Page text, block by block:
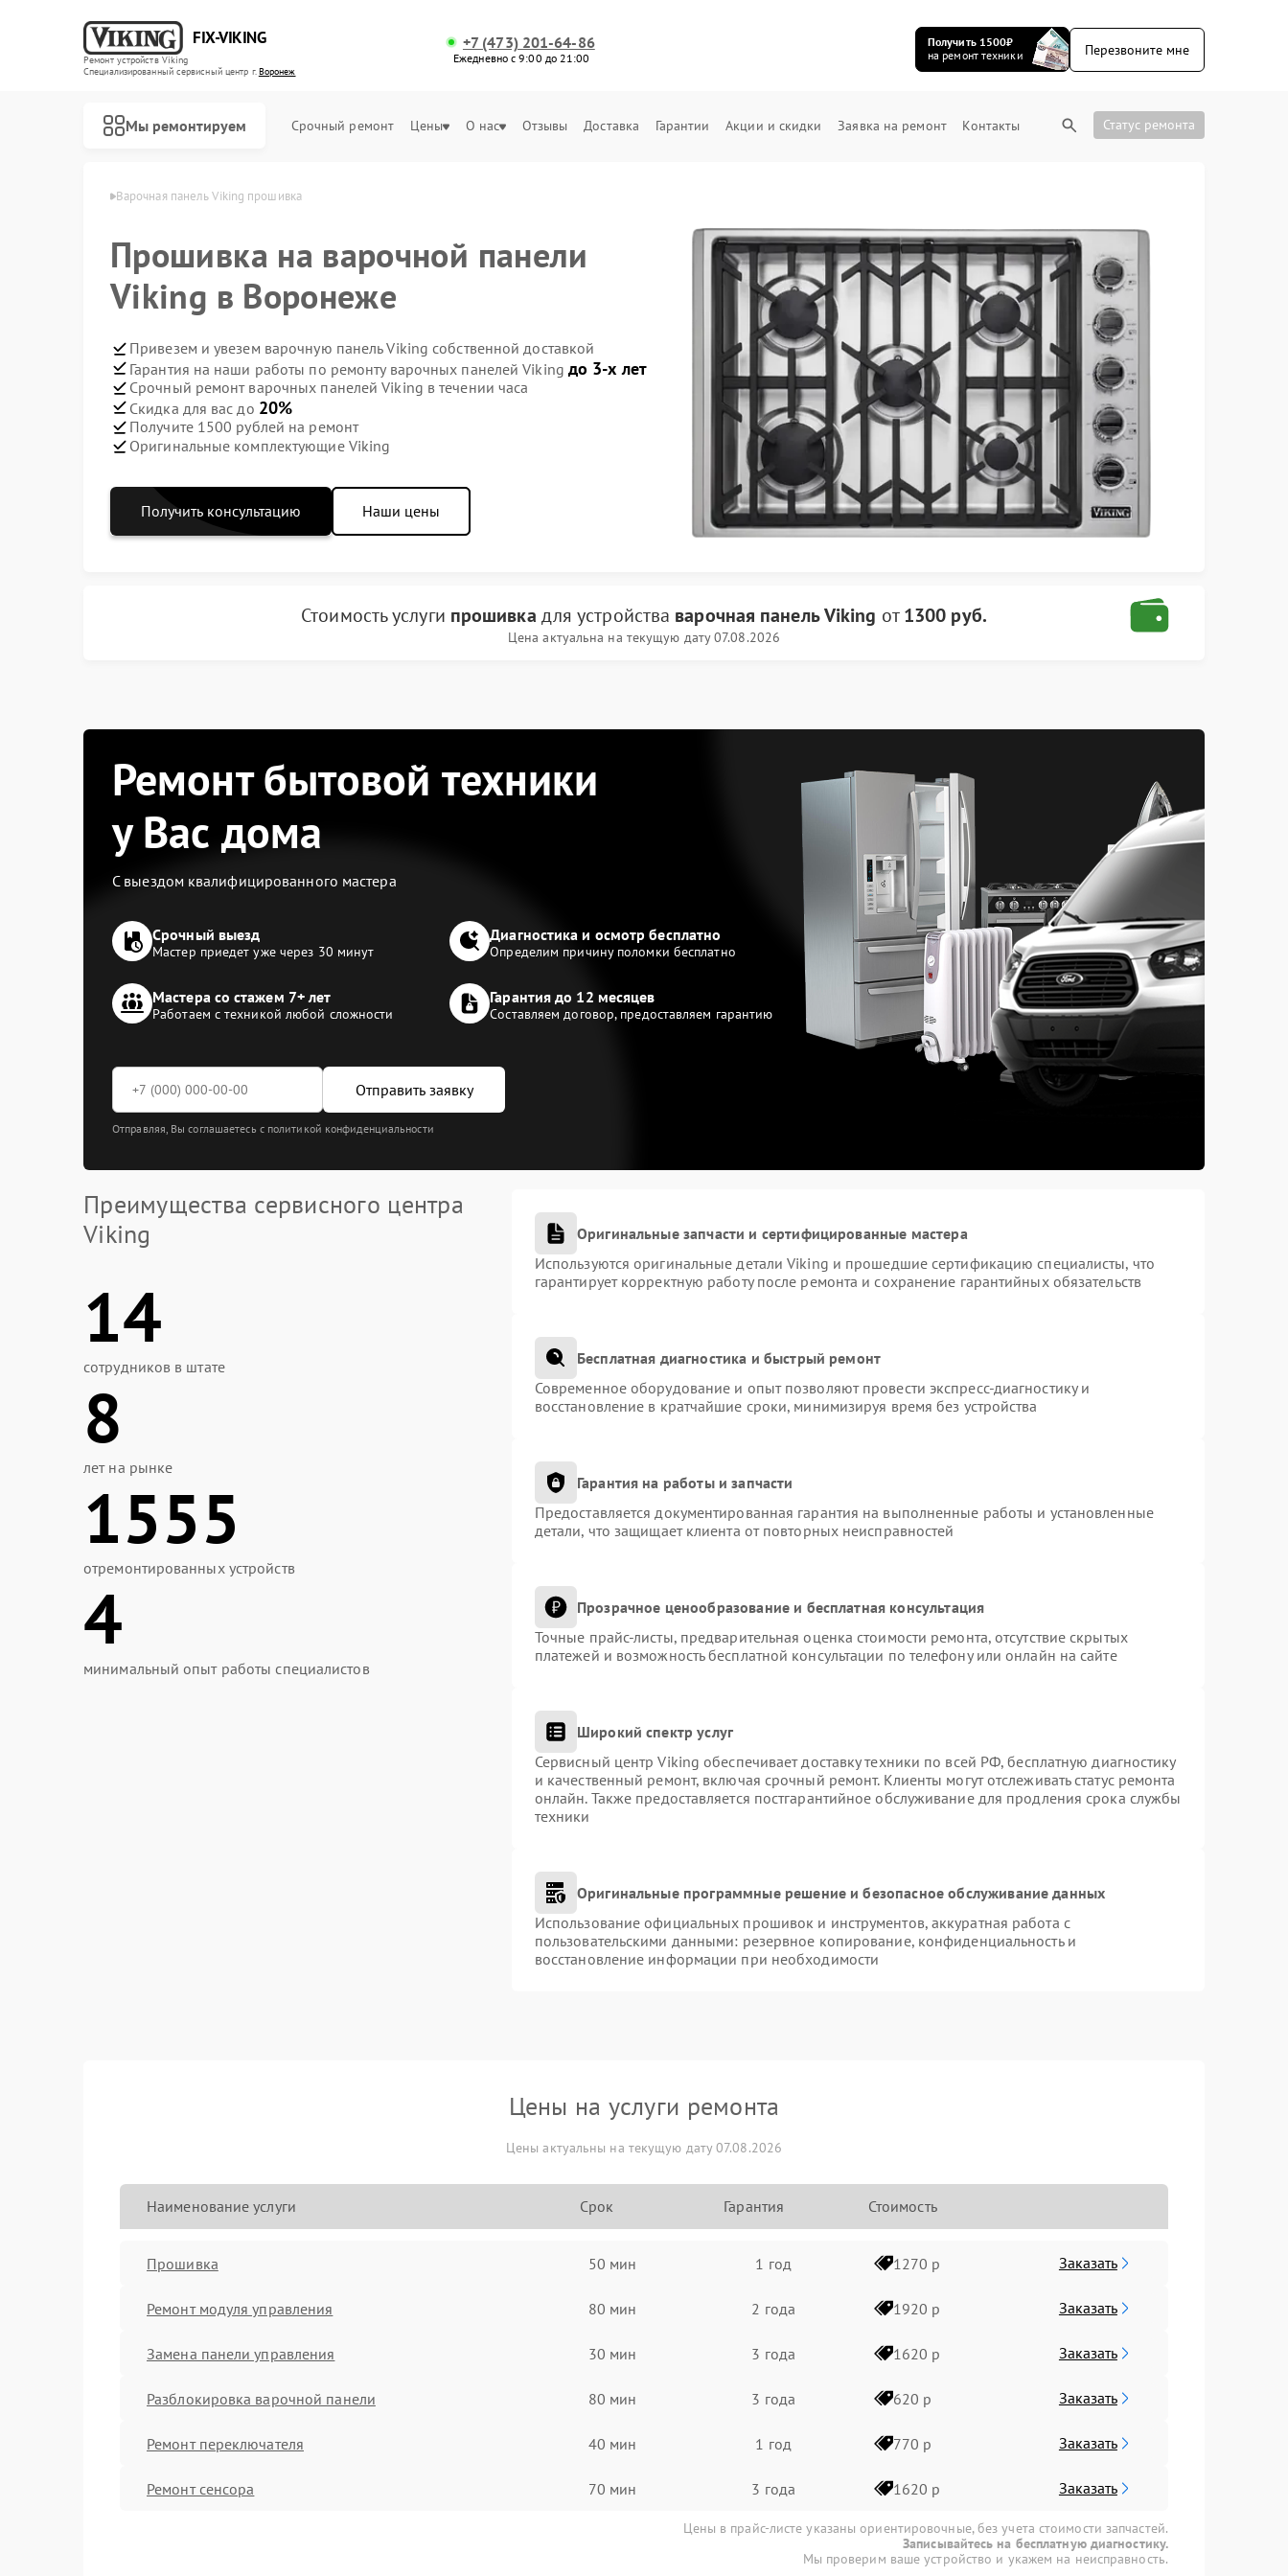
FIX-VIKING
Ремонт устройств Viking
Специализированный cервисный центр г.Воронеж
+7 (473) 201-64-86
Ежедневно с 9:00 до 21:00
Получить 1500₽
на ремонт техники
Перезвоните мне
Мы ремонтируем Срочный ремонт Цены О нас Отзывы Доставка Гарантии Акции и скидки Заявка на ремонт Контакты Статус ремонта
Варочная панель Viking прошивка
Прошивка на варочной панели
Viking в Воронеже
Привезем и увезем варочную панель Viking собственной доставкой
Гарантия на наши работы по ремонту варочных панелей Viking до 3-х лет
Срочный ремонт варочных панелей Viking в течении часа
Скидка для вас до 20%
Получите 1500 рублей на ремонт
Оригинальные комплектующие Viking
Получить консультацию Наши цены
Стоимость услуги прошивка для устройства варочная панель Viking от1300 руб.
Цена актуальна на текущую дату 07.08.2026
Ремонт бытовой техники
у Вас дома
С выездом квалифицированного мастера
Срочный выезд
Мастер приедет уже через 30 минут
Диагностика и осмотр бесплатно
Определим причину поломки бесплатно
Мастера со стажем 7+ лет
Работаем с техникой любой сложности
Гарантия до 12 месяцев
Составляем договор, предоставляем гарантию
Отправить заявку
Отправляя, Вы соглашаетесь с политикой конфиденциальности
Преимущества сервисного центра
Viking
14
сотрудников в штате
8
лет на рынке
1555
отремонтированных устройств
4
минимальный опыт работы специалистов
Оригинальные запчасти и сертифицированные мастера
Используются оригинальные детали Viking и прошедшие сертификацию специалисты, что
гарантирует корректную работу после ремонта и сохранение гарантийных обязательств
Бесплатная диагностика и быстрый ремонт
Современное оборудование и опыт позволяют провести экспресс-диагностику и
восстановление в кратчайшие сроки, минимизируя время без устройства
Гарантия на работы и запчасти
Предоставляется документированная гарантия на выполненные работы и установленные
детали, что защищает клиента от повторных неисправностей
Прозрачное ценообразование и бесплатная консультация
Точные прайс-листы, предварительная оценка стоимости ремонта, отсутствие скрытых
платежей и возможность бесплатной консультации по телефону или онлайн на сайте
Широкий спектр услуг
Сервисный центр Viking обеспечивает доставку техники по всей РФ, бесплатную диагностику
и качественный ремонт, включая срочный ремонт. Клиенты могут отслеживать статус ремонта
онлайн. Также предоставляется постгарантийное обслуживание для продления срока службы
техники
Оригинальные программные решение и безопасное обслуживание данных
Использование официальных прошивок и инструментов, аккуратная работа с
пользовательскими данными: резервное копирование, конфиденциальность и
восстановление информации при необходимости
Цены на услуги ремонта
Цены актуальны на текущую дату 07.08.2026
Наименование услуги Срок Гарантия Стоимость
Прошивка 50 мин 1 год 1270 р Заказать
Ремонт модуля управления 80 мин 2 года 1920 р Заказать
Замена панели управления 30 мин 3 года 1620 р Заказать
Разблокировка варочной панели 80 мин 3 года 620 р Заказать
Ремонт переключателя 40 мин 1 год 770 р Заказать
Ремонт сенсора 70 мин 3 года 1620 р Заказать
Цены в прайс-листе указаны ориентировочные, без учета стоимости запчастей.
Записывайтесь на бесплатную диагностику.
Мы проверим ваше устройство и укажем на неисправность.